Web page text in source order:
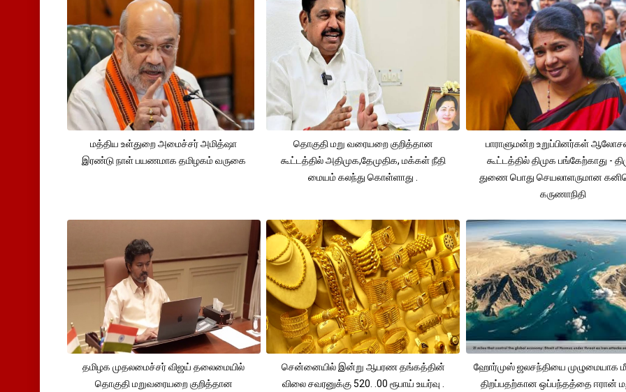
மத்திய உள்துறை அமைச்சர் அமித்ஷா
இரண்டு நாள் பயணமாக தமிழகம் வருகை
தொகுதி மறு வரையறை குறித்தான
கூட்டத்தில் அதிமுக,தேமுதிக, மக்கள் நீதி
மையம் கலந்து கொள்ளாது .
பாராளுமன்ற உறுப்பினர்கள்
கூட்டத்தில் திமுக பங்கேற்காது -
துணை பொது செயலாளருமான
கருணாநிதி
தமிழக முதலமைச்சர் விஜய் தலைமையில்
தொகுதி மறுவரையறை குறித்தான
சென்னையில் இன்று ஆபரண தங்கத்தின்
விலை சவரனுக்கு 520. .00 ரூபாய் உயர்வு .
ஹோர்முஸ் ஜலசந்தியை முழுமையாக
திறப்பதற்கான ஒப்பந்தத்தை ஈரான்